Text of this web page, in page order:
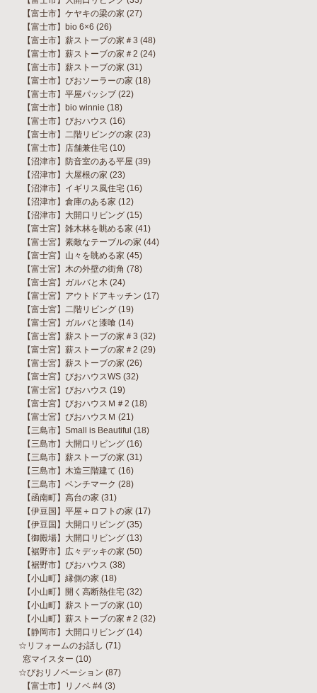
【富士市】ケヤキの梁の家 (27)
【富士市】bio 6×6 (26)
【富士市】薪ストーブの家＃3 (48)
【富士市】薪ストーブの家＃2 (24)
【富士市】薪ストーブの家 (31)
【富士市】びおソーラーの家 (18)
【富士市】平屋パッシブ (22)
【富士市】bio winnie (18)
【富士市】びおハウス (16)
【富士市】二階リビングの家 (23)
【富士市】店舗兼住宅 (10)
【沼津市】防音室のある平屋 (39)
【沼津市】大屋根の家 (23)
【沼津市】イギリス風住宅 (16)
【沼津市】倉庫のある家 (12)
【沼津市】大開口リビング (15)
【富士宮】雑木林を眺める家 (41)
【富士宮】素敵なテーブルの家 (44)
【富士宮】山々を眺める家 (45)
【富士宮】木の外壁の街角 (78)
【富士宮】ガルバと木 (24)
【富士宮】アウトドアキッチン (17)
【富士宮】二階リビング (19)
【富士宮】ガルバと漆喰 (14)
【富士宮】薪ストーブの家＃3 (32)
【富士宮】薪ストーブの家＃2 (29)
【富士宮】薪ストーブの家 (26)
【富士宮】びおハウスWS (32)
【富士宮】びおハウス (19)
【富士宮】びおハウスＭ＃2 (18)
【富士宮】びおハウスＭ (21)
【三島市】Small is Beautiful (18)
【三島市】大開口リビング (16)
【三島市】薪ストーブの家 (31)
【三島市】木造三階建て (16)
【三島市】ベンチマーク (28)
【函南町】高台の家 (31)
【伊豆国】平屋＋ロフトの家 (17)
【伊豆国】大開口リビング (35)
【御殿場】大開口リビング (13)
【裾野市】広々デッキの家 (50)
【裾野市】びおハウス (38)
【小山町】縁側の家 (18)
【小山町】開く高断熱住宅 (32)
【小山町】薪ストーブの家 (10)
【小山町】薪ストーブの家＃2 (32)
【静岡市】大開口リビング (14)
☆リフォームのお話し (71)
窓マイスター (10)
☆びおリノベーション (87)
【富士市】リノベ #4 (3)